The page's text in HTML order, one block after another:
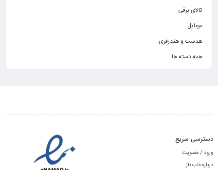
کالای برقی
موبایل
هدست و هندزفری
همه دسته ها
دسترسی سریع
ورود / عضویت
درباره قاب باز